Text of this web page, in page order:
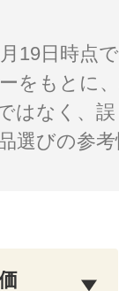
19日時点
をもとに
はなく、
選びの参